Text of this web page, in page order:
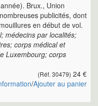
Brux., Union
publicités, dont
en début de vol.
médecins par localités;
corps médical et
Luxembourg; corps
(Réf. 30479) 24 €
/Ajouter au panier